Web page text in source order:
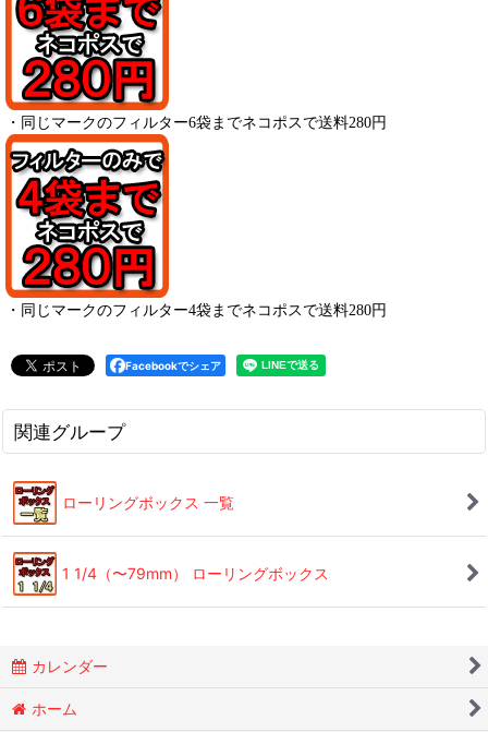
・ 同じマークのフィルター6袋までネコポスで送料280円
・ 同じマークのフィルター4袋までネコポスで送料280円
Facebookでシェア
関連グループ
ローリングボックス 一覧
1 1/4（〜79mm） ローリングボックス
カレンダー
ホーム